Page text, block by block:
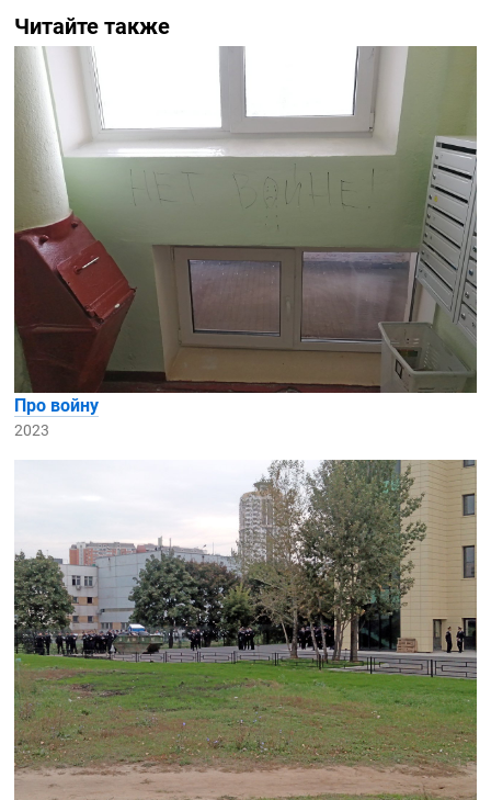
Читайте также
Про войну
2023